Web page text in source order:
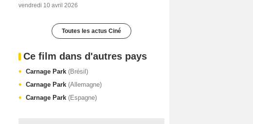
vendredi 10 avril 2026
Toutes les actus Ciné
Ce film dans d'autres pays
Carnage Park (Brésil)
Carnage Park (Allemagne)
Carnage Park (Espagne)